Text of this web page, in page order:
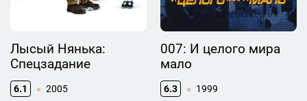
Лысый Нянька:
Спецзадание
6.1 2005
007: И целого мира
мало
6.3 1999